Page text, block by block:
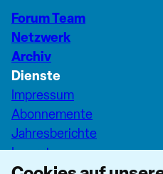
Forum Team
Netzwerk
Archiv
Dienste
Impressum
Abonnemente
Jahresberichte
Inserate